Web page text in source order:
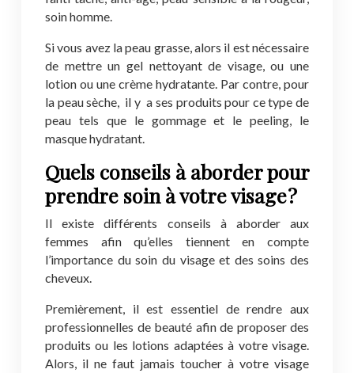
soin homme.
Si vous avez la peau grasse, alors il est nécessaire
de mettre un gel nettoyant de visage, ou une
lotion ou une crème hydratante. Par contre, pour
la peau sèche, il y a ses produits pour ce type de
peau tels que le gommage et le peeling, le
masque hydratant.
Quels conseils à aborder pour
prendre soin à votre visage ?
Il existe différents conseils à aborder aux
femmes afin qu’elles tiennent en compte
l’importance du soin du visage et des soins des
cheveux.
Premièrement, il est essentiel de rendre aux
professionnelles de beauté afin de proposer des
produits ou les lotions adaptées à votre visage.
Alors, il ne faut jamais toucher à votre visage